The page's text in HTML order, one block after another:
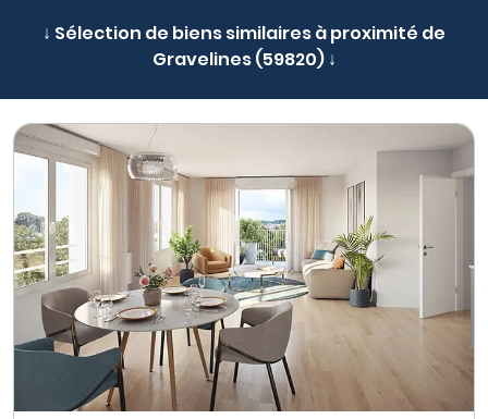
↓ Sélection de biens similaires à proximité de
Gravelines (59820) ↓